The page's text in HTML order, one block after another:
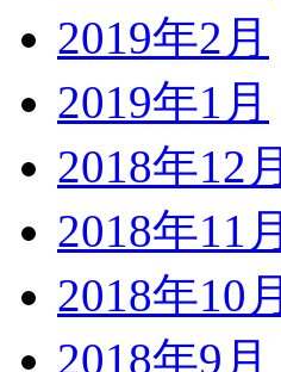
2019年2月
2019年1月
2018年12月
2018年11月
2018年10月
2018年9月